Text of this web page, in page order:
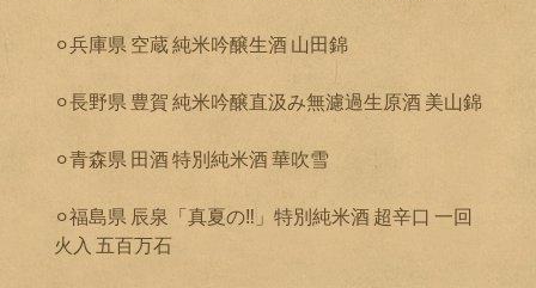
⚪︎兵庫県 空蔵 純米吟醸生酒 山田錦
⚪︎長野県 豊賀 純米吟醸直汲み無濾過生原酒 美山錦
⚪︎青森県 田酒 特別純米酒 華吹雪
⚪︎福島県 辰泉「真夏の‼︎」特別純米酒 超辛口 一回
火入 五百万石